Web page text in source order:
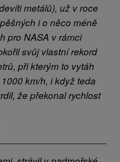
metálů), už v roce
i o něco méně
pro NASA v rámci
svůj vlastní rekord
při kterým to vytáh
km/h, i když teda
že překonal rychlost